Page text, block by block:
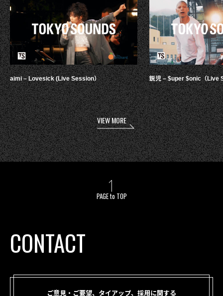
aimi – Lovesick (Live Session） 鋭児 – $uper $onic（Live
VIEW MORE
PAGE to TOP
CONTACT
ご意見・ご要望、タイアップ、採用に関する